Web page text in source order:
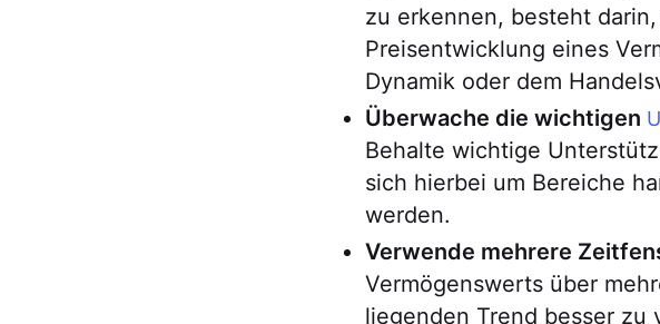
zu erkennen, besteht
Preisentwicklung eines
Dynamik oder dem
Überwache die wichtigen
Behalte wichtige
sich hierbei um Bereiche
werden.
Verwende mehrere
Vermögenswerts über
liegenden Trend besser zu